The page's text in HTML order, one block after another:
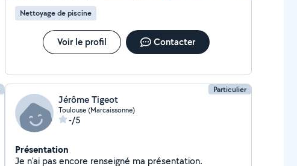
Nettoyage de piscine
Voir le profil Contacter
Particulier
Jérôme Tigeot
Toulouse (Marcaissonne)
-/5
Présentation
Je n'ai pas encore renseigné ma présentation.